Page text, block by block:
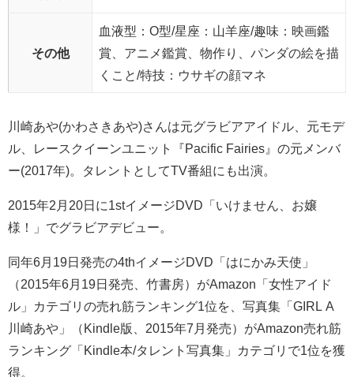
川崎あや(かわさきあや)さんは元グラビアアイドル、元モデ
ー(2017年)。タレントとしてTV番組にも出演。
2015年2月20日に1stイメージDVD「いけません、お嬢
様！」でグラビアデビュー。
同年6月19日発売の4thイメージDVD「はにかみ天使」